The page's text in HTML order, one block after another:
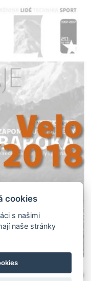
cookies
s našimi
naše stránky